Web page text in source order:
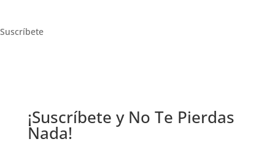
Suscríbete
¡Suscríbete y No Te Pierdas
Nada!